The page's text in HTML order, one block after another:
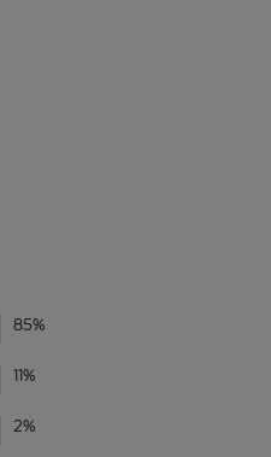
85%
11%
2%